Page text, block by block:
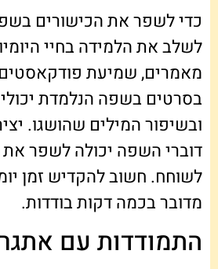
כדי לשפר את הכישורים
לשלב את הלמידה בחיי
מאמרים, שמיעת פודקאסטים
בסרטים בשפה הנלמדת
ובשיפור המילים שהושגו.
דוברי השפה יכולה לשפר את
לשוחח. חשוב להקדיש זמן
מדובר בכמה דקות בודדות.
התמודדות עם